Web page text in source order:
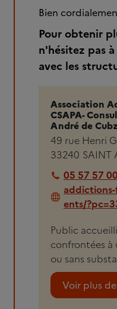
Bien
Pour obtenir
n'hésitez pas
avec les
Association
CSAPA-
André de
49 rue Henri
33240 SAINT
05 57 57
ents/
Public
confrontées
ou sans
Voir plus